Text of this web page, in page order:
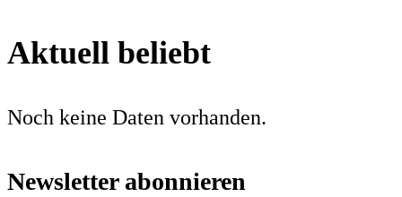
Aktuell beliebt
Noch keine Daten vorhanden.
Newsletter abonnieren